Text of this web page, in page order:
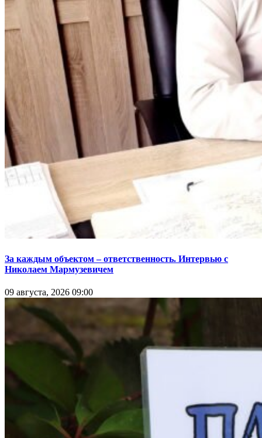
За каждым объектом – ответственность. Интервью с
Николаем Мармузевичем
09 августа, 2026 09:00